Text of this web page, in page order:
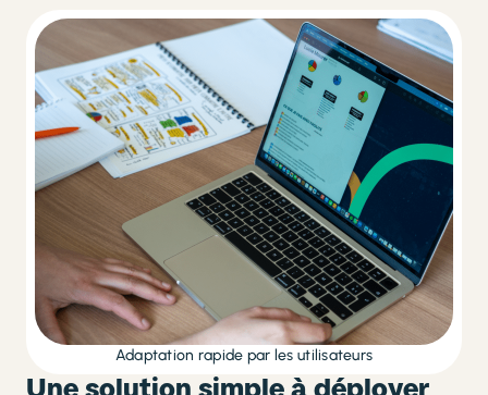
Adaptation rapide par les utilisateurs